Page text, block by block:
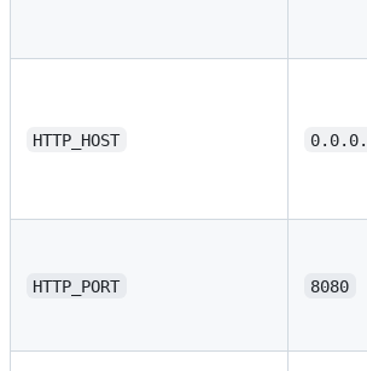
HTTP_HOST
HTTP_PORT 8080